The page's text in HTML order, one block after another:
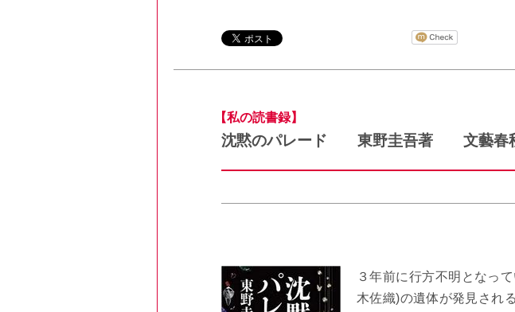
【私の読書録】
沈黙のパレード 東野圭吾著 文藝春
３年前に行方不明となっ
木佐織)の遺体が発見され